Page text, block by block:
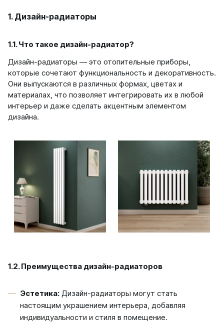
Bataria 3
Ellipse
Ellipse S V
Ellipse S H
Ellipse P V
Ellipse P H
Гармония С40
Гармония C25 N
Гармония А40
РС и РСК
Соло Г
1. Дизайн-радиаторы
1.1. Что такое дизайн-радиатор?
Дизайн-радиаторы — это отопительные приборы,
которые сочетают функциональность и декоративность.
Они выпускаются в различных формах, цветах и
материалах, что позволяет интегрировать их в любой
интерьер и даже сделать акцентным элементом
дизайна.
1.2. Преимущества дизайн-радиаторов
Эстетика: Дизайн-радиаторы могут стать
настоящим украшением интерьера, добавляя
индивидуальности и стиля в помещение.